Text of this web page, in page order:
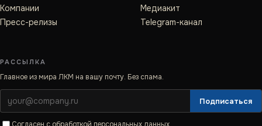
Компании
Пресс-релизы
Медиакит
Telegram-канал
РАССЫЛКА
Главное из мира ЛКМ на вашу почту. Без спама.
Подписаться